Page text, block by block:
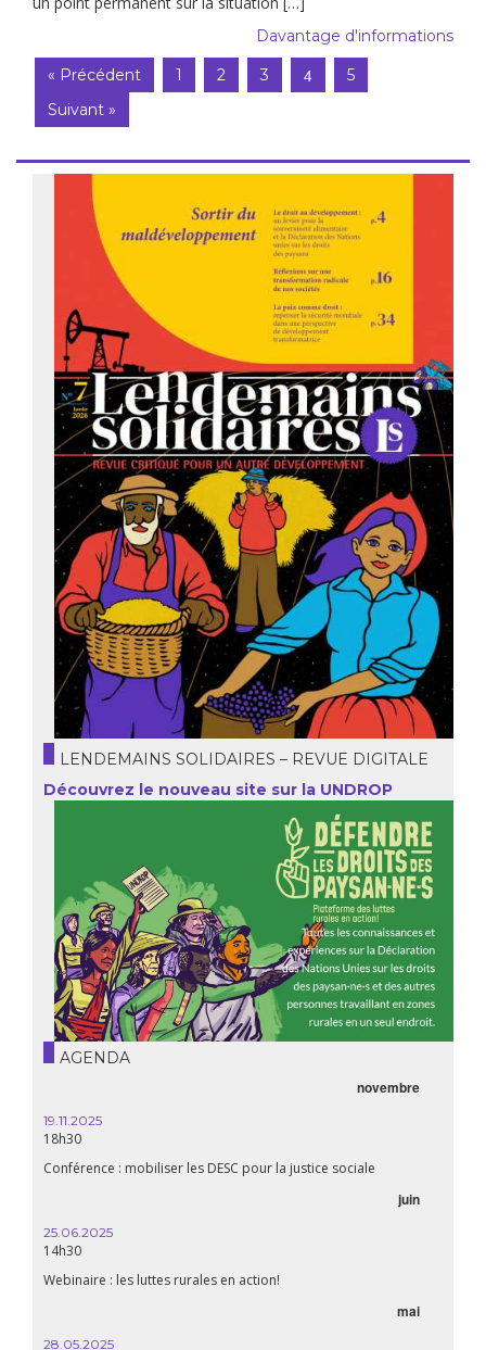
Davantage d'informations
« Précédent
1 2 3 4
5
Suivant »
LENDEMAINS SOLIDAIRES – REVUE DIGITALE
Découvrez le nouveau site sur la UNDROP
AGENDA
novembre
19.11.2025
18h30
Conférence : mobiliser les DESC pour la justice sociale
juin
25.06.2025
14h30
Webinaire : les luttes rurales en action!
mai
28.05.2025